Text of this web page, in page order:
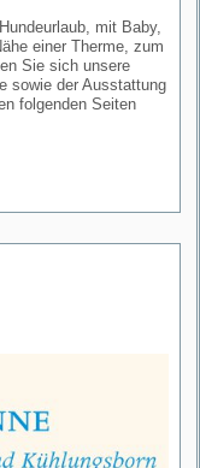
mit Baby,
einer Therme, zum
Sie sich unsere
sowie der Ausstattung
folgenden Seiten